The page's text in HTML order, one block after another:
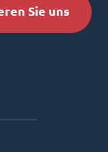
Sie uns